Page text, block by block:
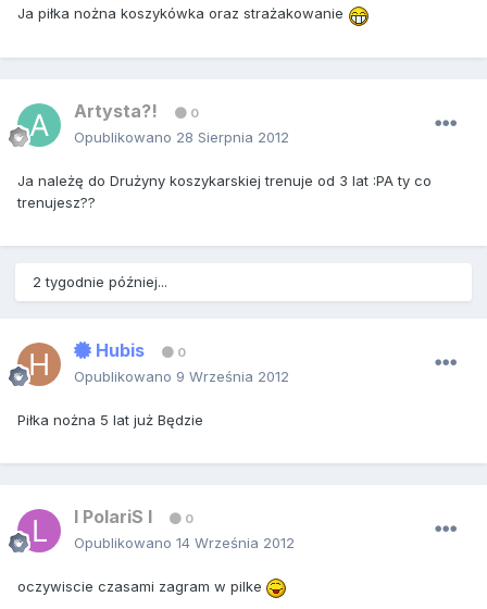
Ja piłka nożna koszykówka oraz strażakowanie
Artysta?! 0
Opublikowano 28 Sierpnia 2012
Ja należę do Drużyny koszykarskiej trenuje od 3 lat :PA ty co
trenujesz??
2 tygodnie później...
Hubis 0
Opublikowano 9 Września 2012
Piłka nożna 5 lat już Będzie
l PolariS l 0
Opublikowano 14 Września 2012
oczywiscie czasami zagram w pilke